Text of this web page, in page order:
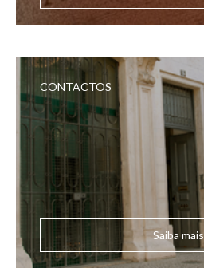
CONTACTOS
Saiba mais